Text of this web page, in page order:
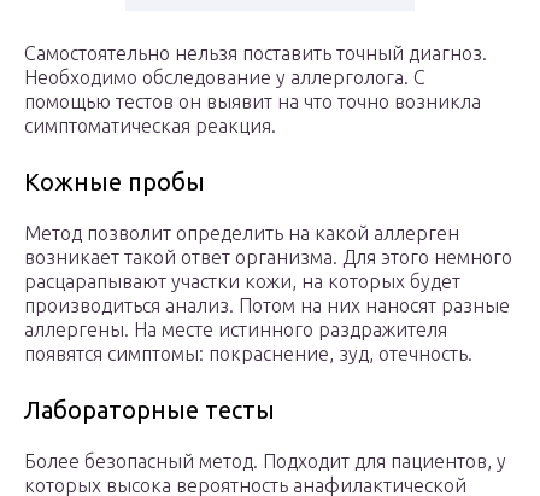
Самостоятельно нельзя поставить точный диагноз.
Необходимо обследование у аллерголога. С
помощью тестов он выявит на что точно возникла
симптоматическая реакция.
Кожные пробы
Метод позволит определить на какой аллерген
возникает такой ответ организма. Для этого немного
расцарапывают участки кожи, на которых будет
производиться анализ. Потом на них наносят разные
аллергены. На месте истинного раздражителя
появятся симптомы: покраснение, зуд, отечность.
Лабораторные тесты
Более безопасный метод. Подходит для пациентов, у
которых высока вероятность анафилактической